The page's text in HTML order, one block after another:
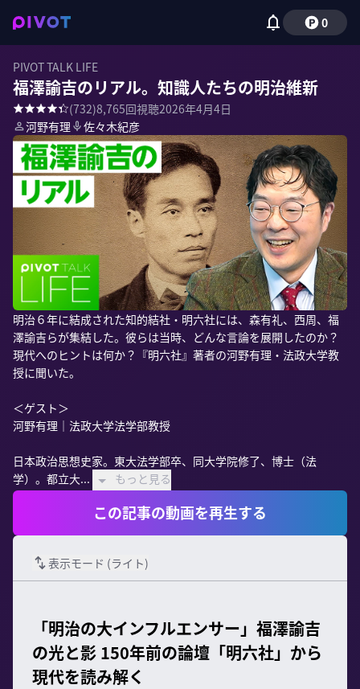
0
PIVOT TALK LIFE
福澤諭吉のリアル。知識人たちの明治維新
(732)8,765回視聴2026年4月4日
河野有理
佐々木紀彦
明治６年に結成された知的結社・明六社には、森有礼、西周、福
澤諭吉らが集結した。彼らは当時、どんな言論を展開したのか？
現代へのヒントは何か？『明六社』著者の河野有理・法政大学教
授に聞いた。
＜ゲスト＞
河野有理｜法政大学法学部教授
日本政治思想史家。東大法学部卒、同大学院修了、博士（法
学）。都立大...
もっと見る
この記事の動画を再生する
表示モード (ライト)
「明治の大インフルエンサー」福澤諭吉
の光と影 150年前の論壇「明六社」から
現代を読み解く